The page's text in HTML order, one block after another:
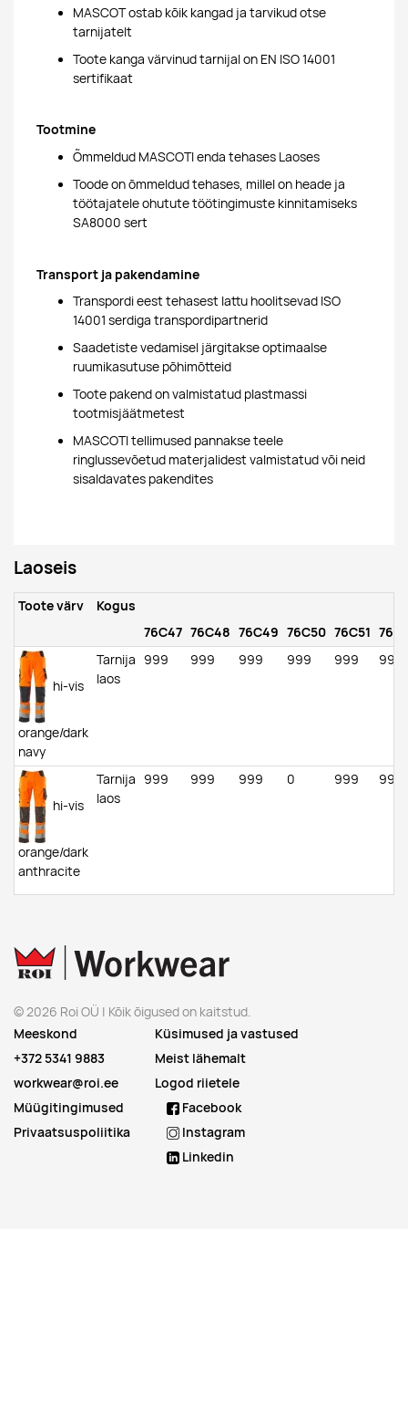
MASCOT ostab kõik kangad ja tarvikud otse
tarnijatelt
Toote kanga värvinud tarnijal on EN ISO 14001
sertifikaat
Tootmine
Õmmeldud MASCOTI enda tehases Laoses
Toode on õmmeldud tehases, millel on heade ja
töötajatele ohutute töötingimuste kinnitamiseks
SA8000 sert
Transport ja pakendamine
Transpordi eest tehasest lattu hoolitsevad ISO
14001 serdiga transpordipartnerid
Saadetiste vedamisel järgitakse optimaalse
ruumikasutuse põhimõtteid
Toote pakend on valmistatud plastmassi
tootmisjäätmetest
MASCOTI tellimused pannakse teele
ringlussevõetud materjalidest valmistatud või neid
sisaldavates pakendites
Laoseis
Toote värv
Kogus
76C47 76C48 76C49 76C50 76C51
hi-vis
orange/dark
navy
Tarnija
laos
999 999 999 999 999 999
hi-vis
orange/dark
anthracite
Tarnija
laos
999 999 999 0 999 999
© 2026 Roi OÜ | Kõik õigused on kaitstud.
Meeskond
+372 5341 9883
workwear@roi.ee
Küsimused ja vastused
Meist lähemalt
Logod riietele
Müügitingimused
Privaatsuspoliitika
Facebook
Instagram
Linkedin